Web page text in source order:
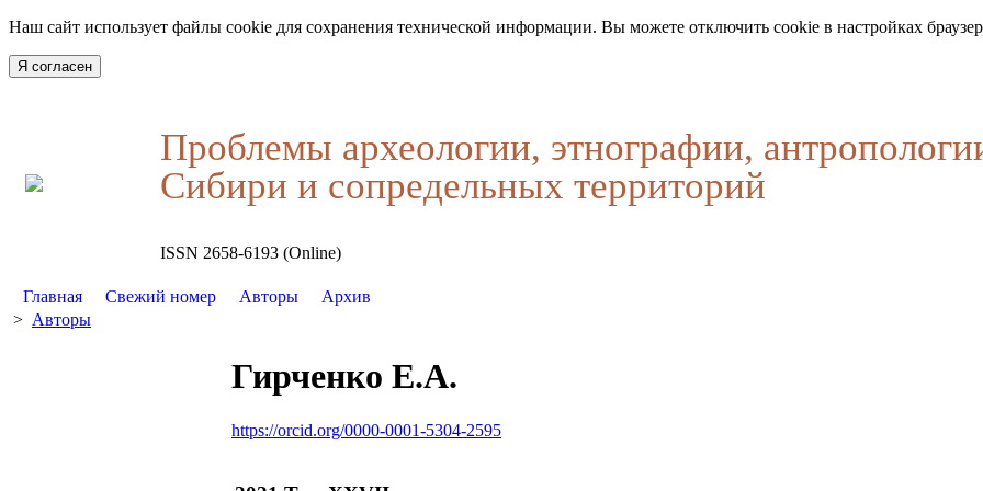
Наш сайт использует файлы cookie для сохранения технической информации. Вы можете отключить cookie в настройках
Я согласен
Проблемы археологии, этнографии,
Сибири и сопредельных территорий
ISSN 2658-6193 (Online)
Главная Свежий номер Авторы
Архив
> Авторы
Гирченко Е.А.
https://orcid.org/0000-0001-5304-2595